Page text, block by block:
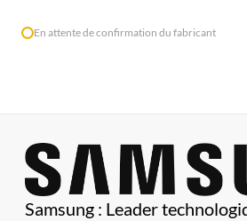
En attente de confirmation du fabricant
Samsung : Leader